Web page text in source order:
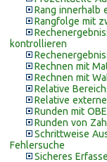
Rang innerhalb
Rangfolge mit
kontrollieren
Rechnen mit
Rechnen mit
Relative
Relative
Runden mit
Runden von
Schrittweise
Fehlersuche
Sicheres